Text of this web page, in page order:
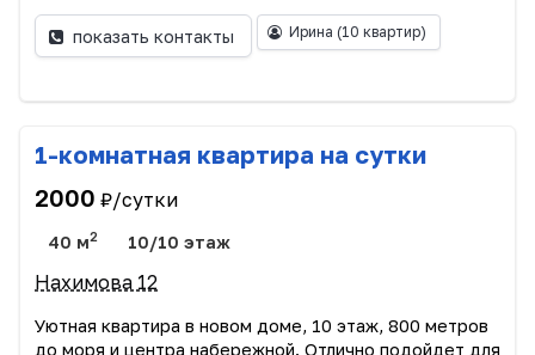
показать контакты Ирина (10 квартир)
1-комнатная квартира на сутки
2000 ₽/сутки
40 м2 10/10 этаж
Нахимова 12
Уютная квартира в новом доме, 10 этаж, 800 метров
до моря и центра набережной. Отлично подойдет для